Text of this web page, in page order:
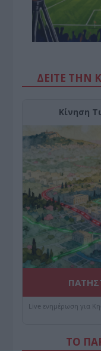
ΔΕΙΤΕ ΤΗΝ
Κίνηση
Live ενημέρωση για
ΤΟ